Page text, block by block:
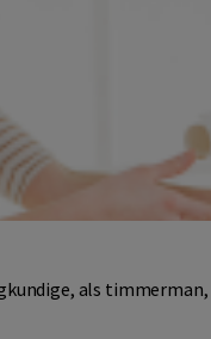
als